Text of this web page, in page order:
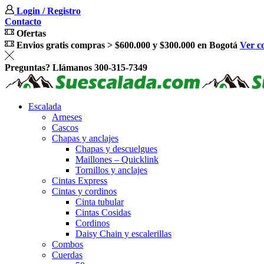
Login / Registro
Contacto
Ofertas
Envios gratis compras > $600.000 y $300.000 en Bogotá Ver
Preguntas? Llámanos 300-315-7349
Escalada
Arneses
Cascos
Chapas y anclajes
Chapas y descuelgues
Maillones – Quicklink
Tornillos y anclajes
Cintas Express
Cintas y cordinos
Cinta tubular
Cintas Cosidas
Cordinos
Daisy Chain y escalerillas
Combos
Cuerdas